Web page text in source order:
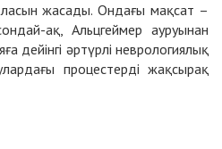
жасады. Ондағы мақсат –
ақ, Альцгеймер ауруынан
дейінгі әртүрлі неврологиялық
процестерді жақсырақ